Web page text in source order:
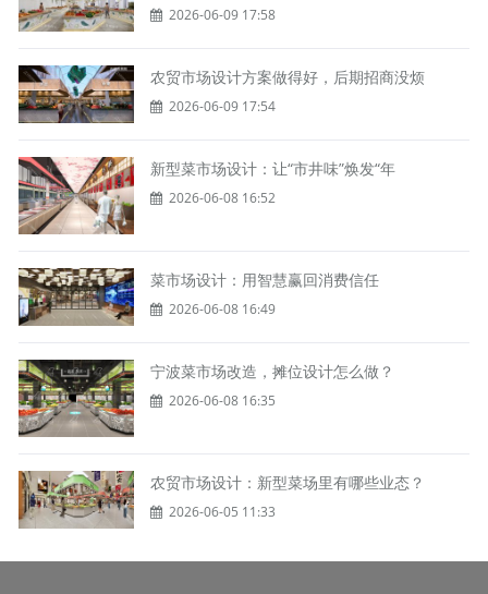
2026-06-09 17:58
农贸市场设计方案做得好，后期招商没烦
2026-06-09 17:54
新型菜市场设计：让“市井味”焕发“年
2026-06-08 16:52
菜市场设计：用智慧赢回消费信任
2026-06-08 16:49
宁波菜市场改造，摊位设计怎么做？
2026-06-08 16:35
农贸市场设计：新型菜场里有哪些业态？
2026-06-05 11:33